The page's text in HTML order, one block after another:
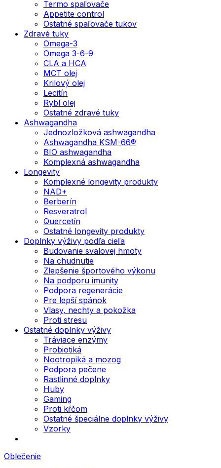
Termo spaľovače
Appetite control
Ostatné spaľovače tukov
Zdravé tuky
Omega-3
Omega 3-6-9
CLA a HCA
MCT olej
Krilový olej
Lecitín
Rybí olej
Ostatné zdravé tuky
Ashwagandha
Jednozložková ashwagandha
Ashwagandha KSM-66®
BIO ashwagandha
Komplexná ashwagandha
Longevity
Komplexné longevity produkty
NAD+
Berberín
Resveratrol
Quercetín
Ostatné longevity produkty
Doplnky výživy podľa cieľa
Budovanie svalovej hmoty
Na chudnutie
Zlepšenie športového výkonu
Na podporu imunity
Podpora regenerácie
Pre lepší spánok
Vlasy, nechty a pokožka
Proti stresu
Ostatné doplnky výživy
Tráviace enzýmy
Probiotiká
Nootropiká a mozog
Podpora pečene
Rastlinné doplnky
Huby
Gaming
Proti kŕčom
Ostatné špeciálne doplnky výživy
Vzorky
Oblečenie